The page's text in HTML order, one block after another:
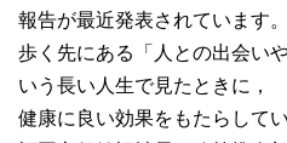
報告が最近発表されています。
歩く先にある「人との出会い
いう長い人生で見
健康に良い効果をもたらして